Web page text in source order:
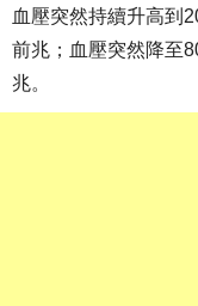
血壓突然持續升高到
前兆；血壓突然降至
兆。